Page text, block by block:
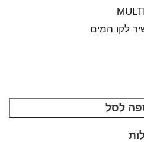
לקו המים
לסל